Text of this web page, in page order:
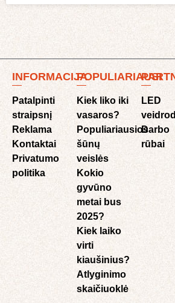
INFORMACIJA
Patalpinti
straipsnį
Reklama
Kontaktai
Privatumo
politika
POPULIARIAUSI
Kiek liko iki
vasaros?
Populiariausios
šūnų
veislės
Kokio
gyvūno
metai bus
2025?
Kiek laiko
virti
kiaušinius?
Atlyginimo
skaičiuoklė​
LED
Darbo
rūbai